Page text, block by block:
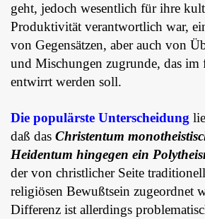
geht, jedoch wesentlich für ihre
Produktivität verantwortlich war,
von Gegensätzen, aber auch von
und Mischungen zugrunde, das im
entwirrt werden soll.
Die populärste Unterscheidung
daß das Christentum
Heidentum hingegen ein
der von christlicher Seite
religiösen Bewußtsein zugeordnet
Differenz ist allerdings